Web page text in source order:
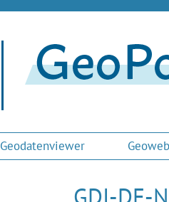
Geodatenviewer